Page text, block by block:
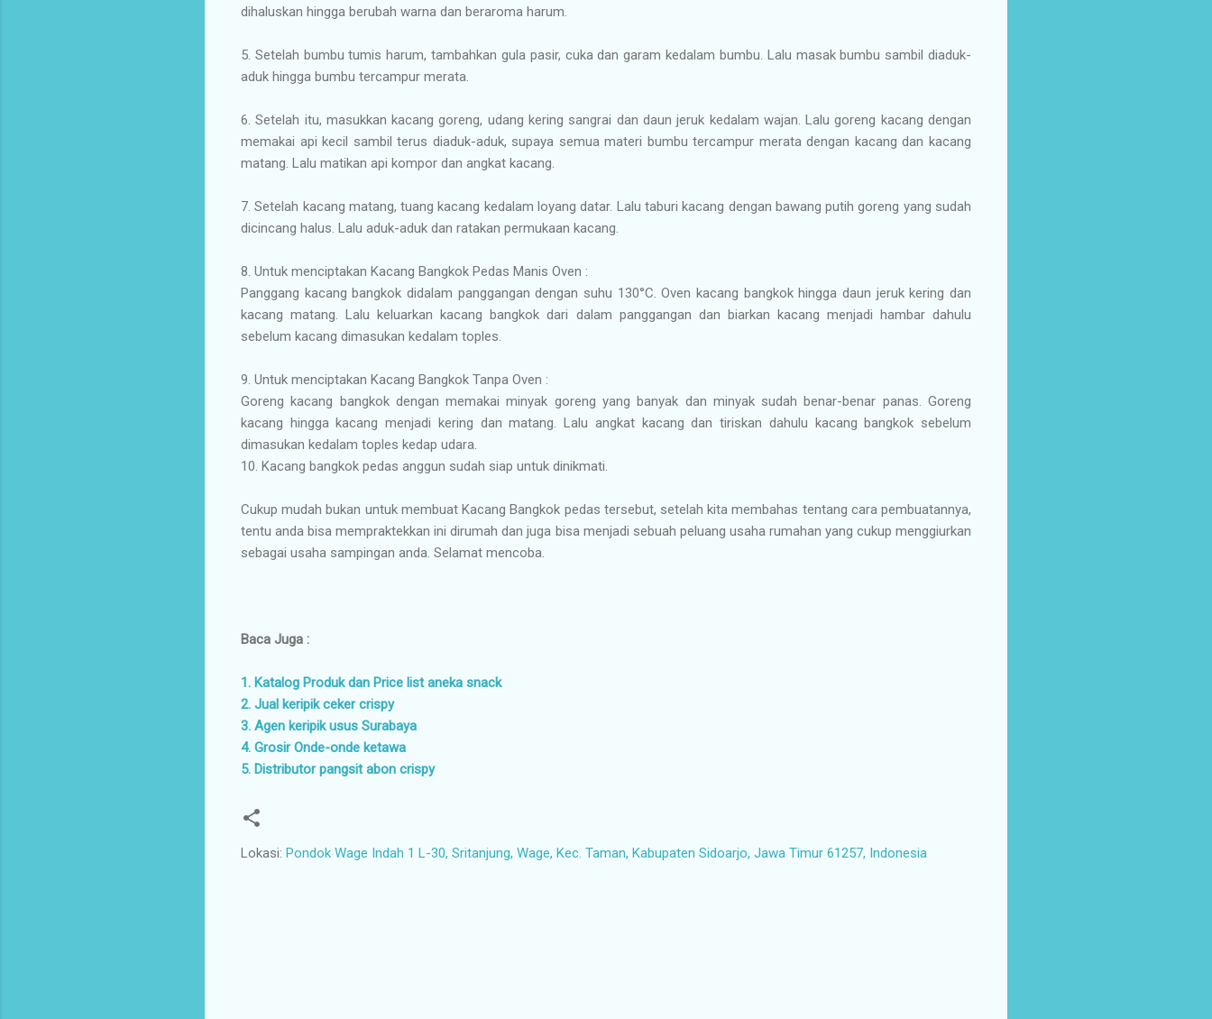
dihaluskan hingga berubah warna dan beraroma harum.
5. Setelah bumbu tumis harum, tambahkan gula pasir, cuka dan garam kedalam bumbu. Lalu masak bumbu sambil diaduk-
aduk hingga bumbu tercampur merata.
6. Setelah itu, masukkan kacang goreng, udang kering sangrai dan daun jeruk kedalam wajan. Lalu goreng kacang dengan
memakai api kecil sambil terus diaduk-aduk, supaya semua materi bumbu tercampur merata dengan kacang dan kacang
matang. Lalu matikan api kompor dan angkat kacang.
7. Setelah kacang matang, tuang kacang kedalam loyang datar. Lalu taburi kacang dengan bawang putih goreng yang sudah
dicincang halus. Lalu aduk-aduk dan ratakan permukaan kacang.
8. Untuk menciptakan Kacang Bangkok Pedas Manis Oven :
Panggang kacang bangkok didalam panggangan dengan suhu 130°C. Oven kacang bangkok hingga daun jeruk kering dan
kacang matang. Lalu keluarkan kacang bangkok dari dalam panggangan dan biarkan kacang menjadi hambar dahulu
sebelum kacang dimasukan kedalam toples.
9. Untuk menciptakan Kacang Bangkok Tanpa Oven :
Goreng kacang bangkok dengan memakai minyak goreng yang banyak dan minyak sudah benar-benar panas. Goreng
kacang hingga kacang menjadi kering dan matang. Lalu angkat kacang dan tiriskan dahulu kacang bangkok sebelum
dimasukan kedalam toples kedap udara.
10. Kacang bangkok pedas anggun sudah siap untuk dinikmati.
Cukup mudah bukan untuk membuat Kacang Bangkok pedas tersebut, setelah kita membahas tentang cara pembuatannya,
tentu anda bisa mempraktekkan ini dirumah dan juga bisa menjadi sebuah peluang usaha rumahan yang cukup menggiurkan
sebagai usaha sampingan anda. Selamat mencoba.
Baca Juga :
1. Katalog Produk dan Price list aneka snack
2. Jual keripik ceker crispy
3. Agen keripik usus Surabaya
4. Grosir Onde-onde ketawa
5. Distributor pangsit abon crispy
Lokasi: Pondok Wage Indah 1 L-30, Sritanjung, Wage, Kec. Taman, Kabupaten Sidoarjo, Jawa Timur 61257, Indonesia